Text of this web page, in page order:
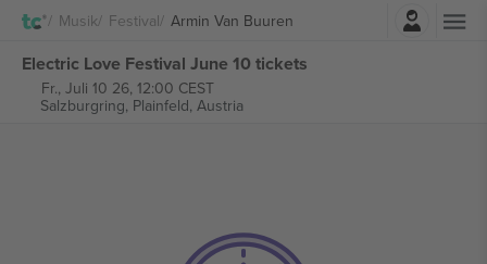
Musik Festival Armin Van BuurenEinloggen
Electric Love Festival June 10 tickets
Fr., Juli 10 26, 12:00 CEST
Salzburgring, Plainfeld, Austria